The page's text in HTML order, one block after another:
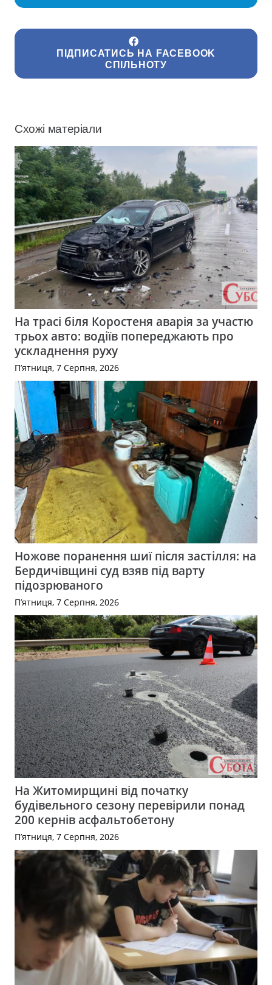
ПІДПИСАТИСЬ НА FACEBOOK
СПІЛЬНОТУ
Схожі матеріали
На трасі біля Коростеня аварія за участю
трьох авто: водіїв попереджають про
ускладнення руху
П’ятниця, 7 Серпня, 2026
Ножове поранення шиї після застілля: на
Бердичівщині суд взяв під варту
підозрюваного
П’ятниця, 7 Серпня, 2026
На Житомирщині від початку
будівельного сезону перевірили понад
200 кернів асфальтобетону
П’ятниця, 7 Серпня, 2026